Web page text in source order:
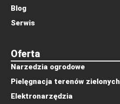
Oferta
Narzedzia ogrodowe
Pielęgnacja terenów zielonych
Elektronarzędzia
Blog
Serwis